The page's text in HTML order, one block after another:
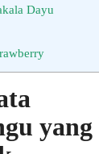
Dayu
yang